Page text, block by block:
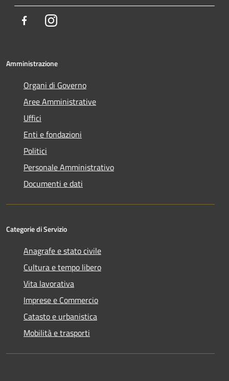
FacebookInstagram
Amministrazione
Organi di Governo
Aree Amministrative
Uffici
Enti e fondazioni
Politici
Personale Amministrativo
Documenti e dati
Categorie di Servizio
Anagrafe e stato civile
Cultura e tempo libero
Vita lavorativa
Imprese e Commercio
Catasto e urbanistica
Mobilità e trasporti